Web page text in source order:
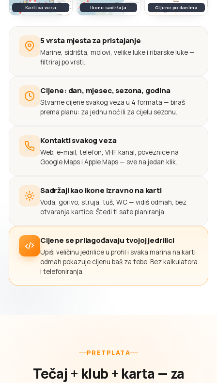
Kartica veza Ikone sadržaja Cijene po danima
5 vrsta mjesta za pristajanje
Marine, sidrišta, molovi, velike luke i ribarske luke —
filtriraj po vrsti.
Cijene: dan, mjesec, sezona, godina
Stvarne cijene svakog veza u 4 formata — biraš
prema planu: za jednu noć ili za cijelu sezonu.
Kontakti svakog veza
Web, e-mail, telefon, VHF kanal, poveznice na
Google Maps i Apple Maps — sve na jedan klik.
Sadržaji kao ikone izravno na karti
Voda, gorivo, struja, tuš, WC — vidiš odmah, bez
otvaranja kartice. Štedi ti sate planiranja.
Cijene se prilagođavaju tvojoj jedrilici
Upiši veličinu jedrilice u profil i svaka marina na karti
odmah pokazuje cijenu baš za tebe. Bez kalkulatora
i telefoniranja.
PRETPLATA
Tečaj + klub + karta — za